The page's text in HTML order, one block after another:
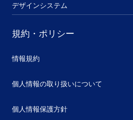
デザインシステム
規約・ポリシー
情報規約
個人情報の取り扱いについて
個人情報保護方針